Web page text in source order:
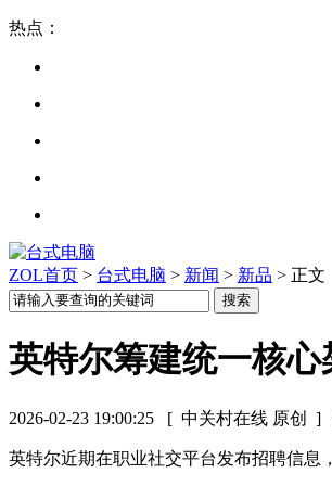
热点：
ZOL首页 > 台式电脑 > 新闻 > 新品 > 正文
英特尔筹建统一核
2026-02-23 19:00:25 [ 中关村在线 原创 ]
英特尔近期在职业社交平台发布招聘信息